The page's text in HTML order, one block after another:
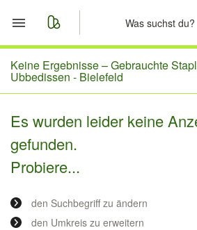
Start
Merkliste
Nachrichten
Anzeige aufgeben
Keine Ergebnisse –Gebrauchte
Ubbedissen - Bielefeld
Es wurden leider keine
gefunden.
Probiere...
den Suchbegriff zu ändern
den Umkreis zu erweitern